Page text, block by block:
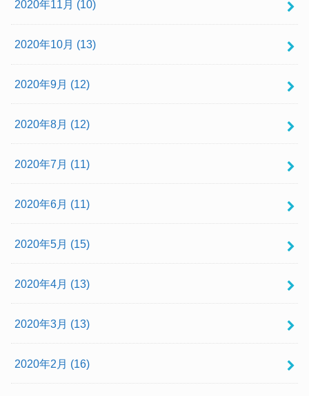
2020年11月 (10)
2020年10月 (13)
2020年9月 (12)
2020年8月 (12)
2020年7月 (11)
2020年6月 (11)
2020年5月 (15)
2020年4月 (13)
2020年3月 (13)
2020年2月 (16)